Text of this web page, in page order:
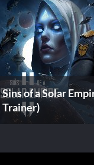
Sins of a Solar
Trainer)